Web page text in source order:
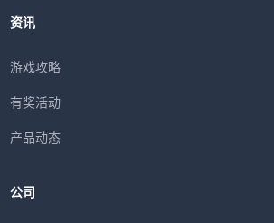
资讯
游戏攻略
有奖活动
产品动态
公司